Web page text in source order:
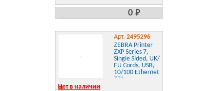
0 Р
Арт. 2495296
ZEBRA Printer
ZXP Series 7,
Single Sided, UK/
EU Cords, USB,
10/100 Ethernet
Z71-
Нет в наличии